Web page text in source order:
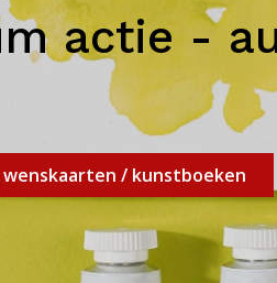
actie -
wenskaarten / kunstboeken